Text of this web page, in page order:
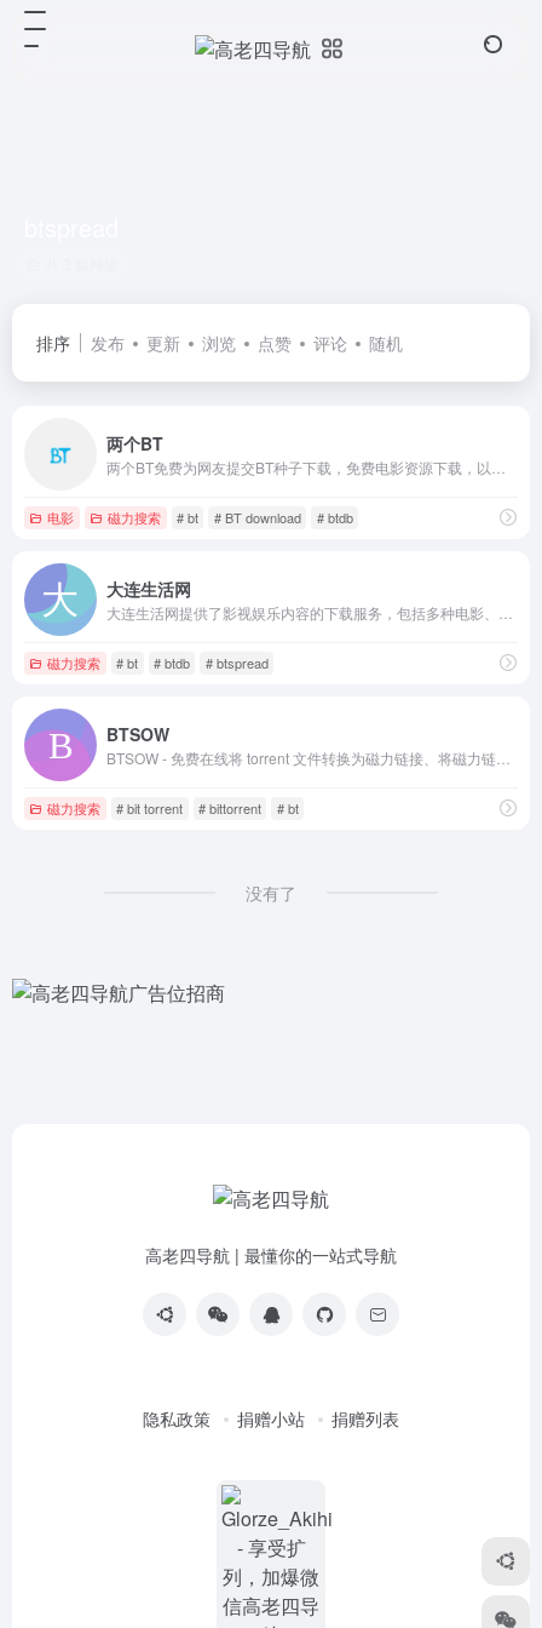
排序 发布 更新 浏览 点赞 评论 随机
两个BT
电影 磁力搜索 # bt # BT download # btdb
大连生活网
磁力搜索 # bt # btdb # btspread
BTSOW
磁力搜索 # bit torrent # bittorrent # bt
没有了
高老四导航 | 最懂你的一站式导航
隐私政策 捐赠小站 捐赠列表